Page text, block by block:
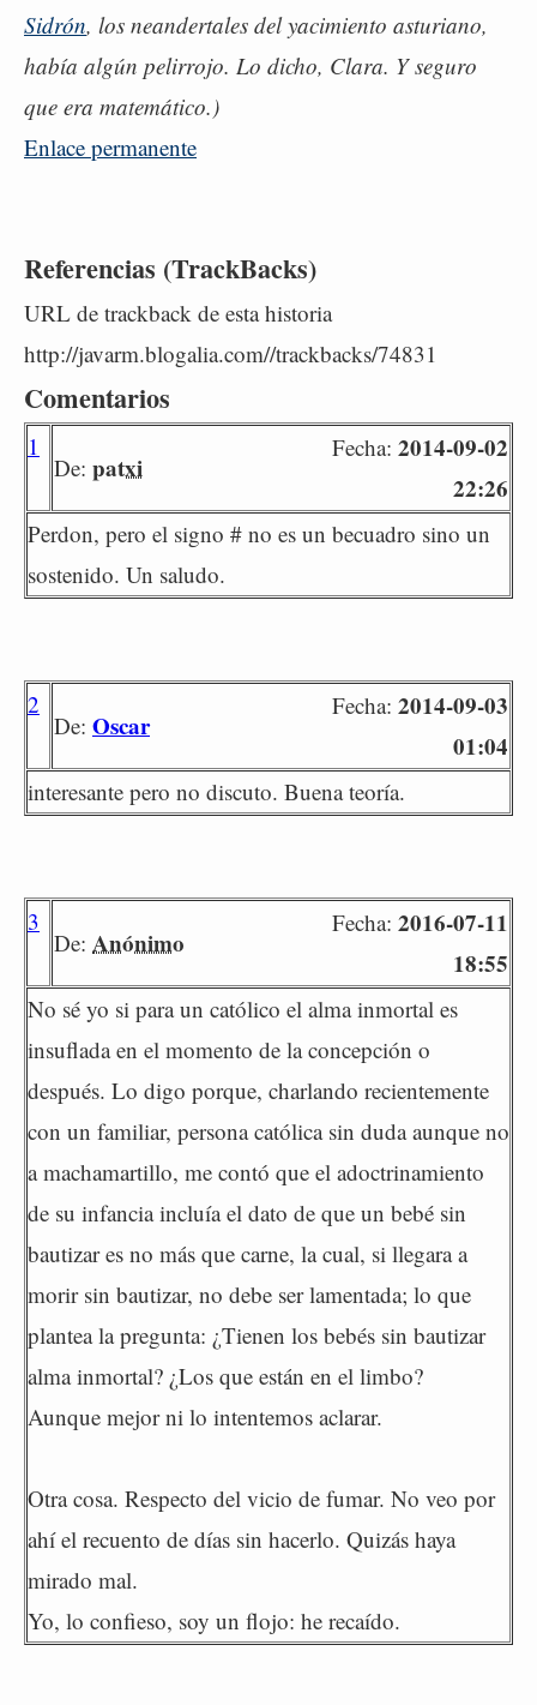
Sidrón, los neandertales del yacimiento asturiano,
había algún pelirrojo. Lo dicho, Clara. Y seguro
que era matemático.)
Enlace permanente
Referencias (TrackBacks)
URL de trackback de esta historia
http://javarm.blogalia.com//trackbacks/74831
Comentarios
1
De: patxi
Fecha: 2014-09-02
22:26
Perdon, pero el signo # no es un becuadro sino un
sostenido. Un saludo.
2
De: Oscar
Fecha: 2014-09-03
01:04
interesante pero no discuto. Buena teoría.
3
De: Anónimo
Fecha: 2016-07-11
18:55
No sé yo si para un católico el alma inmortal es
insuflada en el momento de la concepción o
después. Lo digo porque, charlando recientemente
con un familiar, persona católica sin duda aunque no
a machamartillo, me contó que el adoctrinamiento
de su infancia incluía el dato de que un bebé sin
bautizar es no más que carne, la cual, si llegara a
morir sin bautizar, no debe ser lamentada; lo que
plantea la pregunta: ¿Tienen los bebés sin bautizar
alma inmortal? ¿Los que están en el limbo?
Aunque mejor ni lo intentemos aclarar.
Otra cosa. Respecto del vicio de fumar. No veo por
ahí el recuento de días sin hacerlo. Quizás haya
mirado mal.
Yo, lo confieso, soy un flojo: he recaído.